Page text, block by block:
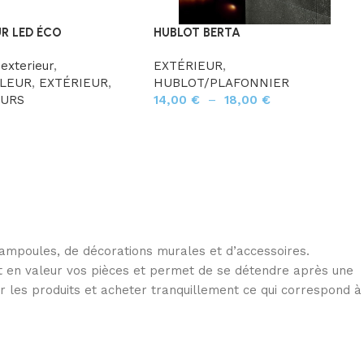
LED ÉCO
,
, EXTÉRIEUR,
HUBLOT BERTA
EXTÉRIEUR,
HUBLOT/PLAFONNIER
14,00 € – 18,00 €
de décorations murales et d’accessoires.
valeur vos pièces et permet de se détendre après une
les produits et acheter tranquillement ce qui correspond à